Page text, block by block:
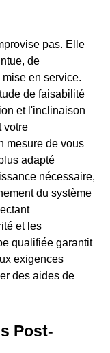
pas. Elle
de
en service.
de faisabilité
et l'inclinaison
votre
mesure de vous
adapté
nécessaire,
du système
et les
qualifiée garantit
exigences
des aides de
Post-